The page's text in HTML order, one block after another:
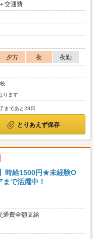
交通費
夕方 夜
夜勤
ります
まであと23日
とりあえず保存
時給1500円★未経験O
で活躍中！
通費全額支給